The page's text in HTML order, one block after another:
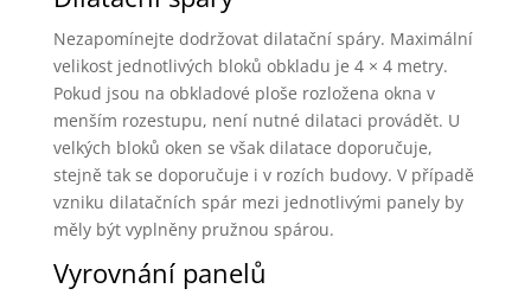
Nezapomínejte dodržovat dilatační spáry. Maximální
velikost jednotlivých bloků obkladu je 4 × 4 metry.
Pokud jsou na obkladové ploše rozložena okna v
menším rozestupu, není nutné dilataci provádět. U
velkých bloků oken se však dilatace doporučuje,
stejně tak se doporučuje i v rozích budovy. V případě
vzniku dilatačních spár mezi jednotlivými panely by
měly být vyplněny pružnou spárou.
Vyrovnání panelů